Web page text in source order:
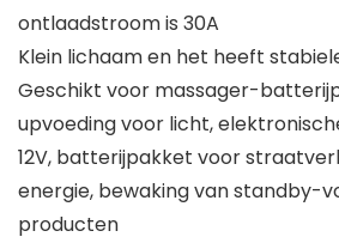
ontlaadstroom is 30A
Klein lichaam en het heeft
Geschikt voor massager-
upvoeding voor licht,
12V, batterijpakket voor
energie, bewaking van standby-
producten